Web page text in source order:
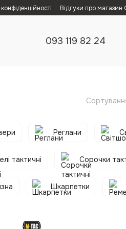
Відгуки про магазин
093 119 82 24
Реглани
тактичні Сорочки
Шкарпетки